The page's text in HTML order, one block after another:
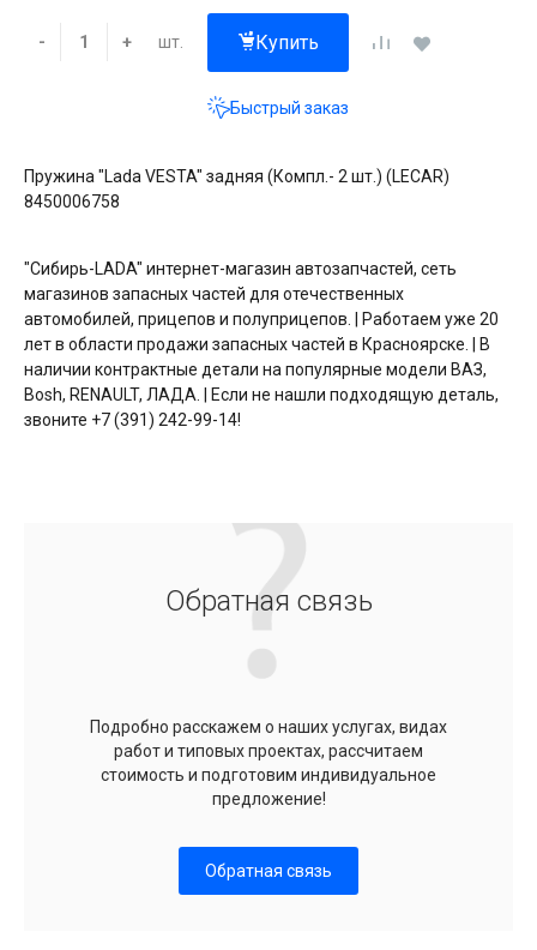
- + шт. Купить
Быстрый заказ
Пружина "Lada VESTA" задняя (Компл.- 2 шт.) (LECAR)
8450006758
"Сибирь-LADA" интернет-магазин автозапчастей, сеть
магазинов запасных частей для отечественных
автомобилей, прицепов и полуприцепов. | Работаем уже 20
лет в области продажи запасных частей в Красноярске. | В
наличии контрактные детали на популярные модели ВАЗ,
Bosh, RENAULT, ЛАДА. | Если не нашли подходящую деталь,
звоните +7 (391) 242-99-14!
Обратная связь
Подробно расскажем о наших услугах, видах
работ и типовых проектах, рассчитаем
стоимость и подготовим индивидуальное
предложение!
Обратная связь